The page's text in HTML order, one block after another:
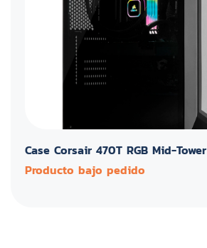
Case Corsair 470T RGB Mid-Tower
Producto bajo pedido